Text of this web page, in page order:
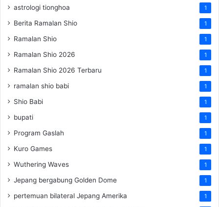
astrologi tionghoa 1
Berita Ramalan Shio 1
Ramalan Shio 1
Ramalan Shio 2026 1
Ramalan Shio 2026 Terbaru 1
ramalan shio babi 1
Shio Babi 1
bupati 1
Program Gaslah 1
Kuro Games 1
Wuthering Waves 1
Jepang bergabung Golden Dome 1
pertemuan bilateral Jepang Amerika 1